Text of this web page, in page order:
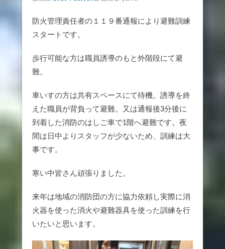
防火管理責任者の１１９番通報により避難訓練
スタートです。
歩行可能な方は職員誘導のもと外階段にて避
難。
車いすの方は共有スペースにて待機。誘導を終
えた職員が背負って避難。又は通報後3分後に
到着した消防のはしご車で1階へ避難です。夜
間は日中よりスタッフが少ないため、訓練は大
事です。
寒い中皆さん頑張りました。
来年は地域の消防団の方に協力依頼し実際に消
火器を使った消火や避難器具を使った訓練を行
いたいと思います。